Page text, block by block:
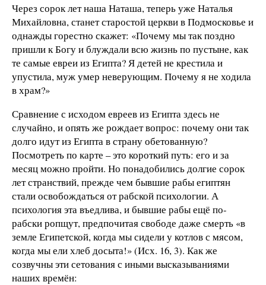
Через сорок лет наша Наташа, теперь уже Наталья
Михайловна, станет старостой церкви в Подмосковье и
однажды горестно скажет: «Почему мы так поздно
пришли к Богу и блуждали всю жизнь по пустыне, как
те самые евреи из Египта? Я детей не крестила и
упустила, муж умер неверующим. Почему я не ходила
в храм?»
Сравнение с исходом евреев из Египта здесь не
случайно, и опять же рождает вопрос: почему они так
долго идут из Египта в страну обетованную?
Посмотреть по карте – это короткий путь: его и за
месяц можно пройти. Но понадобились долгие сорок
лет странствий, прежде чем бывшие рабы египтян
стали освобождаться от рабской психологии. А
психология эта въедлива, и бывшие рабы ещё по-
рабски ропщут, предпочитая свободе даже смерть «в
земле Египетской, когда мы сидели у котлов с мясом,
когда мы ели хлеб досыта!» (Исх. 16, 3). Как же
созвучны эти сетования с иными высказываниями
наших времён: